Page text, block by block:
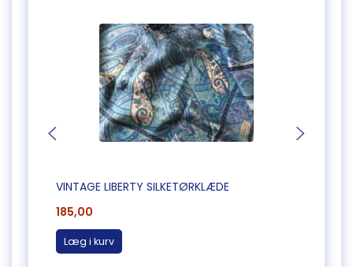
VINTAGE LIBERTY SILKETØRKLÆDE
185,00
Læg i kurv